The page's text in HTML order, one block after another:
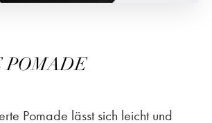
POMADE
Pomade lässt sich leicht und